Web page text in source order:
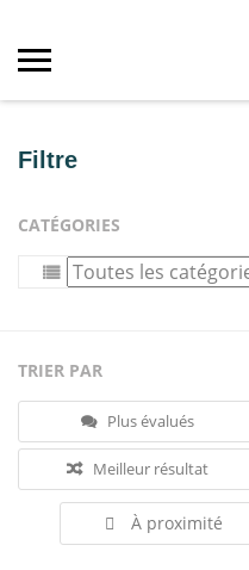
Filtre
CATÉGORIES
TRIER PAR
Plus évalués
Meilleur résultat
À proximité